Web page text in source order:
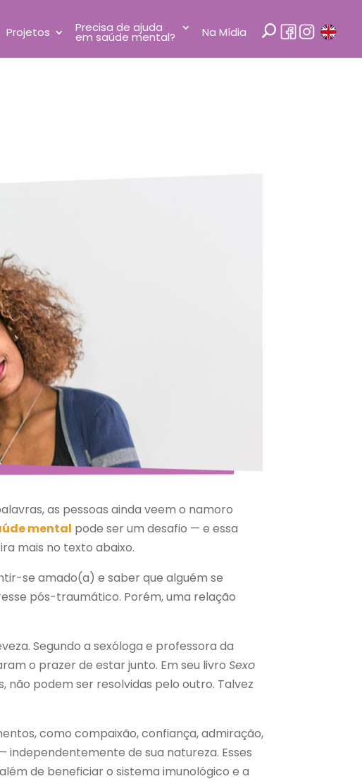
Projetos Precisa de ajuda
em saúde mental? Na Mídia
as pessoas ainda veem o namoro
mental pode ser um desafio — e essa
mais no texto abaixo.
se amado(a) e saber que alguém se
pós-traumático. Porém, uma relação
Segundo a sexóloga e professora da
o prazer de estar junto. Em seu livroSexo
não podem ser resolvidas pelo outro. Talvez
como compaixão, confiança, admiração,
de sua natureza. Esses
de beneficiar o sistema imunológico e a